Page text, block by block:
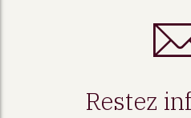
Restez